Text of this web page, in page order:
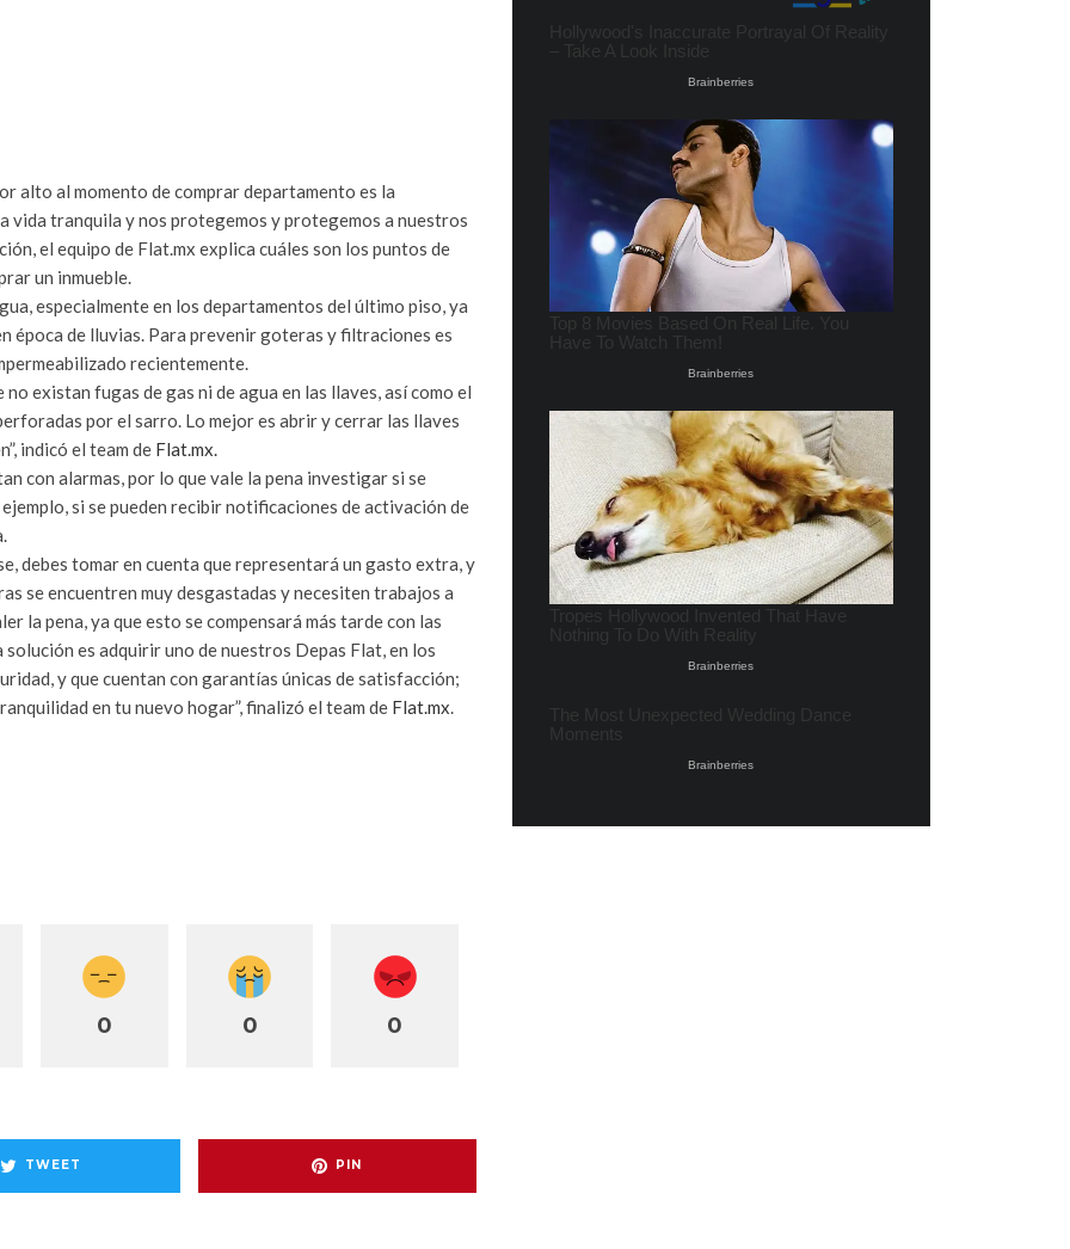
alto al momento de comprar departamento es la
vida tranquila y nos protegemos y protegemos a nuestros
el equipo de Flat.mx explica cuáles son los puntos de
un inmueble.
especialmente en los departamentos del último piso, ya
época de lluvias. Para prevenir goteras y filtraciones es
recientemente.
no existan fugas de gas ni de agua en las llaves, así como el
por el sarro. Lo mejor es abrir y cerrar las llaves
indicó el team de Flat.mx.
con alarmas, por lo que vale la pena investigar si se
si se pueden recibir notificaciones de activación de
debes tomar en cuenta que representará un gasto extra, y
se encuentren muy desgastadas y necesiten trabajos a
la pena, ya que esto se compensará más tarde con las
es adquirir uno de nuestros Depas Flat, en los
y que cuentan con garantías únicas de satisfacción;
en tu nuevo hogar”, finalizó el team de Flat.mx.
0 0 0
TWEET PIN